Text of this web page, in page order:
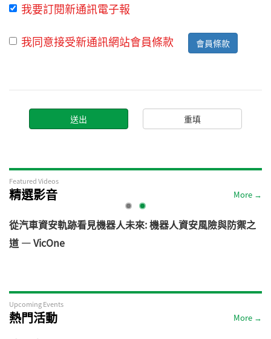
我要訂閱新通訊電子報
我同意接受新通訊網站會員條款
會員條款
Featured Videos
精選影音 More →
從汽車資安軌跡看見機器人未來: 機器人資安風險與防禦之
道 — VicOne
Upcoming Events
熱門活動 More →